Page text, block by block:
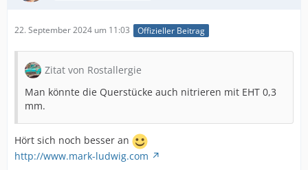
22. September 2024 um 11:03 Offizieller Beitrag
Zitat von Rostallergie
Man könnte die Querstücke auch nitrieren mit EHT 0,3
mm.
Hört sich noch besser an
http://www.mark-ludwig.com